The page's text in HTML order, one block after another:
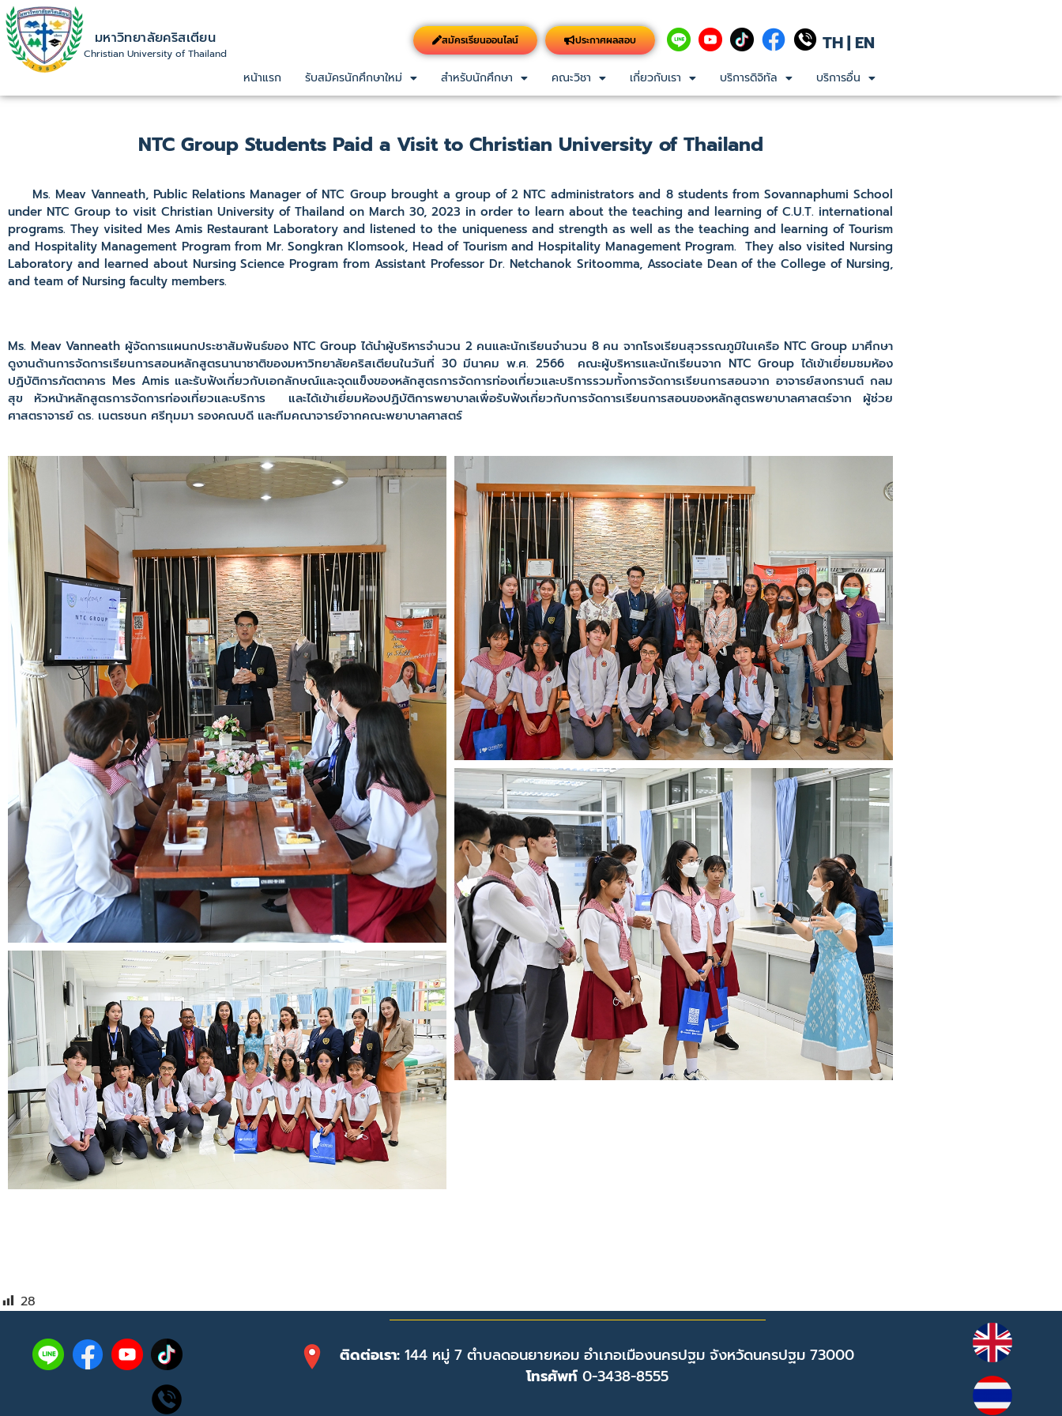
มหาวิทยาลัยคริสเตียน
Christian University of Thailand
สมัครเรียนออนไลน์ ประกาศผลสอบ TH| EN
หน้าแรก รับสมัครนักศึกษาใหม่ สำหรับนักศึกษา คณะวิชา เกี่ยวกับเรา บริการดิจิทัล บริการอื่น
NTC Group Students Paid a Visit to Christian University of Thailand
Ms. Meav Vanneath, Public Relations Manager of NTC Group brought a group of 2 NTC administrators and 8 students from Sovannaphumi School
under NTC Group to visit Christian University of Thailand on March 30, 2023 in order to learn about the teaching and learning of C.U.T. international
programs. They visited Mes Amis Restaurant Laboratory and listened to the uniqueness and strength as well as the teaching and learning of Tourism
and Hospitality Management Program from Mr. Songkran Klomsook, Head of Tourism and Hospitality Management Program. They also visited Nursing
Laboratory and learned about Nursing Science Program from Assistant Professor Dr. Netchanok Sritoomma, Associate Dean of the College of Nursing,
and team of Nursing faculty members.
Ms. Meav Vanneath ผู้จัดการแผนกประชาสัมพันธ์ของ NTC Group ได้นำผู้บริหารจำนวน 2 คนและนักเรียนจำนวน 8 คน จากโรงเรียนสุวรรณภูมิในเครือ NTC Group มาศึกษา
ดูงานด้านการจัดการเรียนการสอนหลักสูตรนานาชาติของมหาวิทยาลัยคริสเตียนในวันที่ 30 มีนาคม พ.ศ. 2566 คณะผู้บริหารและนักเรียนจาก NTC Group ได้เข้าเยี่ยมชมห้อง
ปฏิบัติการภัตตาคาร Mes Amis และรับฟังเกี่ยวกับเอกลักษณ์และจุดแข็งของหลักสูตรการจัดการท่องเที่ยวและบริการรวมทั้งการจัดการเรียนการสอนจาก อาจารย์สงกรานต์ กลม
สุข หัวหน้าหลักสูตรการจัดการท่องเที่ยวและบริการ และได้เข้าเยี่ยมห้องปฏิบัติการพยาบาลเพื่อรับฟังเกี่ยวกับการจัดการเรียนการสอนของหลักสูตรพยาบาลศาสตร์จาก ผู้ช่วย
ศาสตราจารย์ ดร. เนตรชนก ศรีทุมมา รองคณบดี และทีมคณาจารย์จากคณะพยาบาลศาสตร์
28
ติดต่อเรา:144 หมู่ 7 ตำบลดอนยายหอม อำเภอเมืองนครปฐม จังหวัดนครปฐม 73000
โทรศัพท์0-3438-8555